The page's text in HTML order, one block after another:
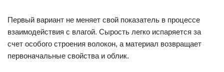
Первый вариант не меняет свой показатель в процессе
взаимодействия с влагой. Сырость легко испаряется за
счет особого строения волокон, а материал возвращает
первоначальные свойства и облик.